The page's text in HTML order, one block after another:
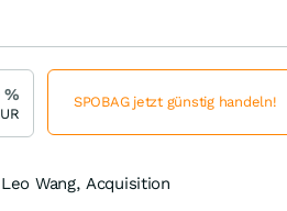
Wang, Acquisition
% SPOBAG jetzt günstig handeln!